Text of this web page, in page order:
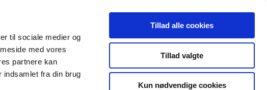
til sociale medier og
med vores
partnere kan
indsamlet fra din brug
Tillad alle cookies
Tillad valgte
Kun nødvendige cookies
Udgivelser
Medicinsk
Særlige
produktområder